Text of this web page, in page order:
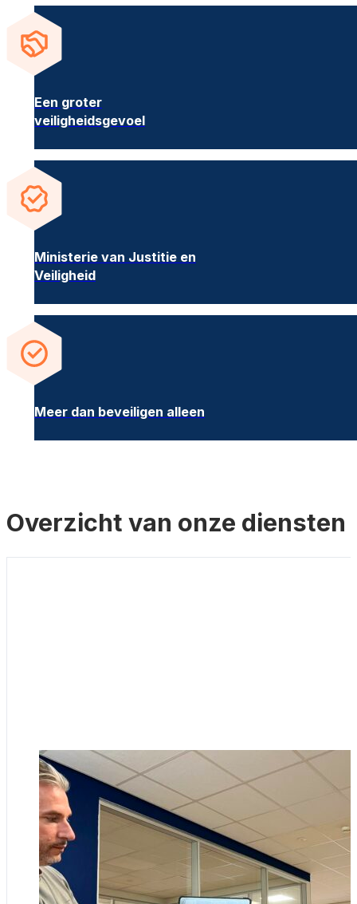
Een groter
veiligheidsgevoel
Ministerie van Justitie en
Veiligheid
Meer dan beveiligen alleen
Overzicht van onze diensten